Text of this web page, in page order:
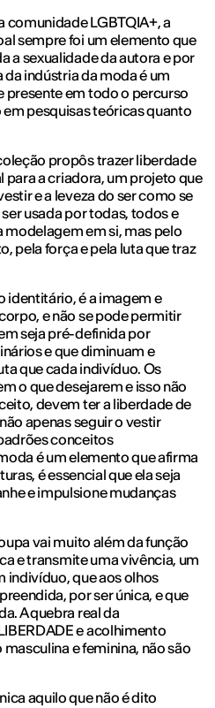
LGBTQIA+, a
sempre foi um elemento que
a sexualidade da autora e por
indústria da moda é um
em todo o percurso
pesquisas teóricas quanto
propôs trazer liberdade
a criadora, um projeto que
e a leveza do ser como se
usada por todas, todos e
em si, mas pelo
pela força e pela luta que traz
identitário, é a imagem e
e não se pode permitir
seja pré-definida por
e que diminuam e
que cada indivíduo. Os
o que desejarem e isso não
devem ter a liberdade de
apenas seguir o vestir
conceitos
é um elemento que afirma
é essencial que ela seja
e impulsione mudanças
vai muito além da função
e transmite uma vivência, um
indivíduo, que aos olhos
por ser única, e que
A quebra real da
e acolhimento
e feminina, não são
aquilo que não é dito